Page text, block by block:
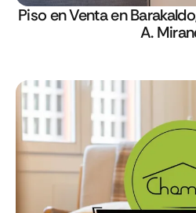
Piso en Venta en
A.